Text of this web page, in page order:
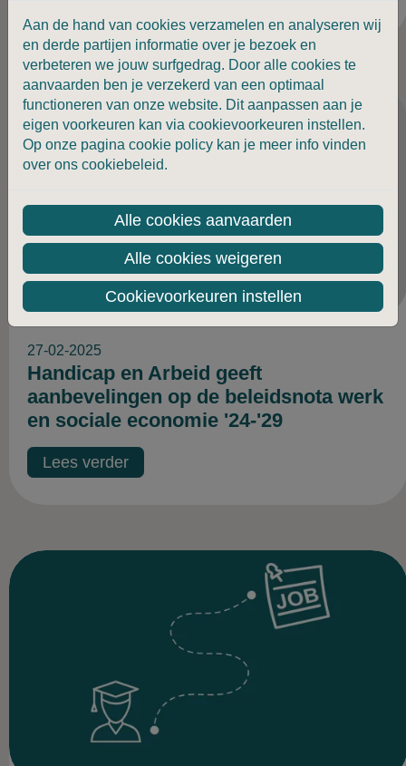
27-02-2025
Handicap en Arbeid geeft
aanbevelingen op de beleidsnota werk
en sociale economie '24-'29
Lees verder
Aan de hand van cookies verzamelen en analyseren wij
en derde partijen informatie over je bezoek en
verbeteren we jouw surfgedrag. Door alle cookies te
aanvaarden ben je verzekerd van een optimaal
functioneren van onze website. Dit aanpassen aan je
eigen voorkeuren kan via cookievoorkeuren instellen.
Op onze pagina cookie policy kan je meer info vinden
over ons cookiebeleid.
Alle cookies aanvaarden
Alle cookies weigeren
Cookievoorkeuren instellen